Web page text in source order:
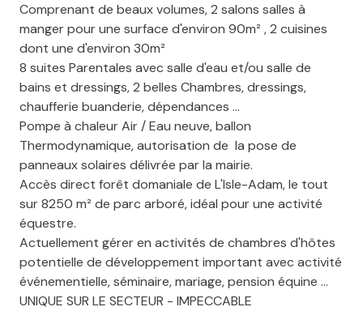
Comprenant de beaux volumes, 2 salons salles à
manger pour une surface d'environ 90m² , 2 cuisines
dont une d'environ 30m²
8 suites Parentales avec salle d'eau et/ou salle de
bains et dressings, 2 belles Chambres, dressings,
chaufferie buanderie, dépendances ...
Pompe à chaleur Air / Eau neuve, ballon
Thermodynamique, autorisation de la pose de
panneaux solaires délivrée par la mairie.
Accès direct forêt domaniale de L'Isle-Adam, le tout
sur 8250 m² de parc arboré, idéal pour une activité
équestre.
Actuellement gérer en activités de chambres d'hôtes
potentielle de développement important avec activité
événementielle, séminaire, mariage, pension équine …
UNIQUE SUR LE SECTEUR - IMPECCABLE